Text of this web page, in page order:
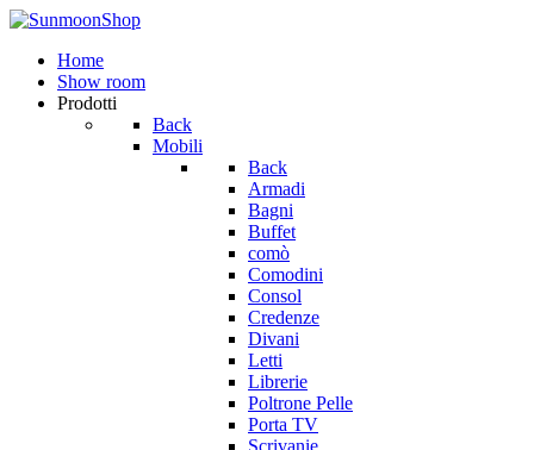
Home
Show room
Prodotti
Back
Mobili
Back
Armadi
Bagni
Buffet
comò
Comodini
Consol
Credenze
Divani
Letti
Librerie
Poltrone Pelle
Porta TV
Scrivanie